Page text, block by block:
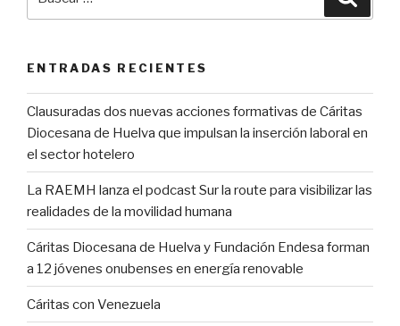
ENTRADAS RECIENTES
Clausuradas dos nuevas acciones formativas de Cáritas
Diocesana de Huelva que impulsan la inserción laboral en
el sector hotelero
La RAEMH lanza el podcast Sur la route para visibilizar las
realidades de la movilidad humana
Cáritas Diocesana de Huelva y Fundación Endesa forman
a 12 jóvenes onubenses en energía renovable
Cáritas con Venezuela